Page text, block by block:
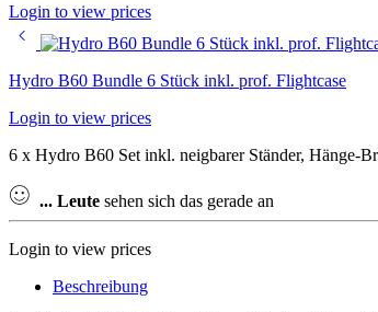
Login to view prices
Hydro B60 Bundle 6 Stück inkl. prof. Flightcase
Login to view prices
6 x Hydro B60 Set inkl. neigbarer Ständer, Hänge-
... Leute sehen sich das gerade an
Login to view prices
Beschreibung